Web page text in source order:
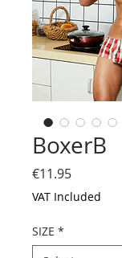
BoxerB
€11.95Price
VAT Included
SIZE *